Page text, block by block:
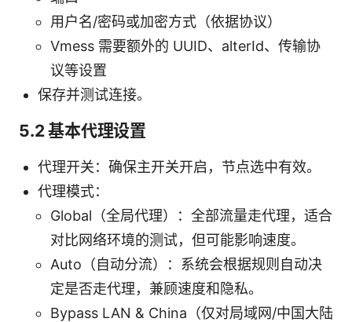
用户名/密码或加密方式（依据协议）
Vmess 需要额外的 UUID、alterId、传输协
议等设置
保存并测试连接。
5.2 基本代理设置
代理开关：确保主开关开启，节点选中有效。
代理模式：
Global（全局代理）：全部流量走代理，适合
对比网络环境的测试，但可能影响速度。
Auto（自动分流）：系统会根据规则自动决
定是否走代理，兼顾速度和隐私。
Bypass LAN & China（仅对局域网/中国大陆